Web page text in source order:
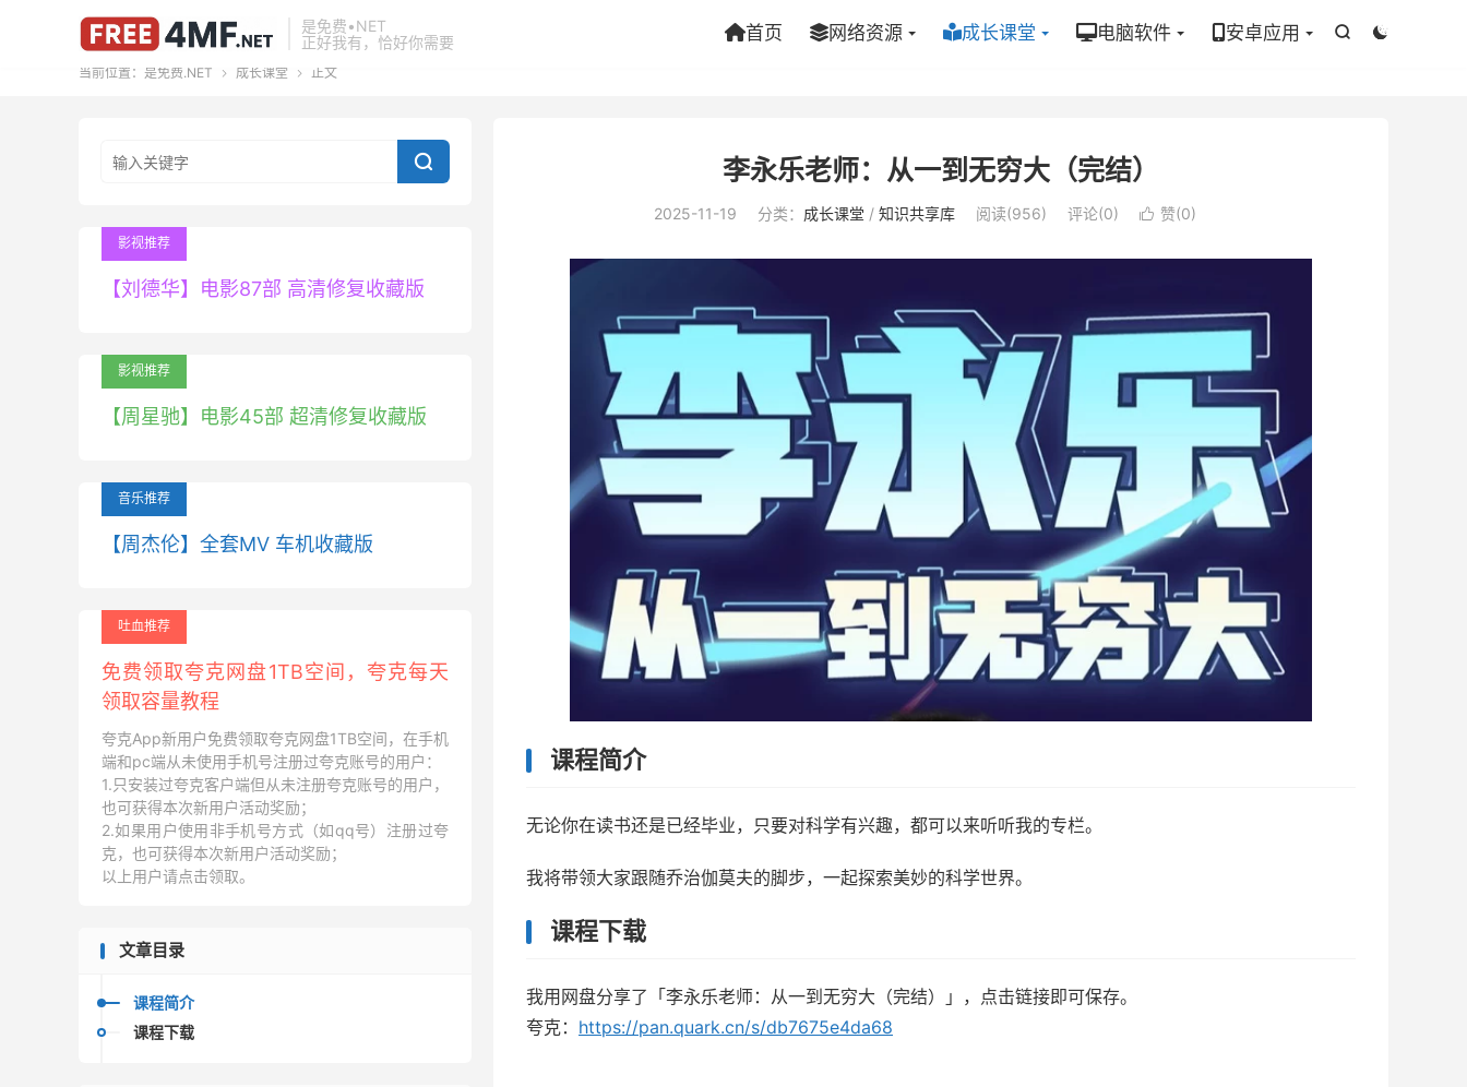
是免费•NET
正好我有，恰好你需要


首页 网络资源 成长课堂 电脑软件 安卓应用
当前位置： 是免费.NET  成长课堂  正文
李永乐老师：从一到无穷大（完结）
2025-11-19 分类： 成长课堂 / 知识共享库 阅读(956) 评论(0)  赞(0)
课程简介
无论你在读书还是已经毕业，只要对科学有兴趣，都可以来听听我的专栏。
我将带领大家跟随乔治伽莫夫的脚步，一起探索美妙的科学世界。
课程下载
我用网盘分享了「李永乐老师：从一到无穷大（完结）」，点击链接即可保存。
夸克： https://pan.quark.cn/s/db7675e4da68

影视推荐
【刘德华】电影87部 高清修复收藏版
影视推荐
【周星驰】电影45部 超清修复收藏版
音乐推荐
【周杰伦】全套MV 车机收藏版
吐血推荐
免费领取夸克网盘1TB空间，夸克每天
领取容量教程
夸克App新用户免费领取夸克网盘1TB空间，在手机
端和pc端从未使用手机号注册过夸克账号的用户：
1.只安装过夸克客户端但从未注册夸克账号的用户，
也可获得本次新用户活动奖励；
2.如果用户使用非手机号方式（如qq号）注册过夸
克，也可获得本次新用户活动奖励；
以上用户请点击领取。
文章目录
课程简介
课程下载